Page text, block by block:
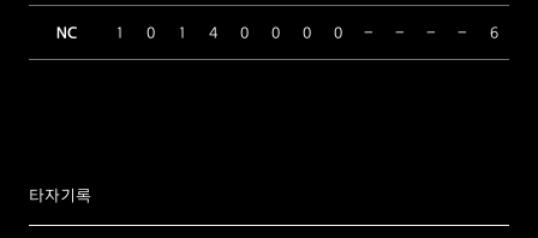
NC 1 0 1 4 0 0 0 0 - - - - 6
타자기록